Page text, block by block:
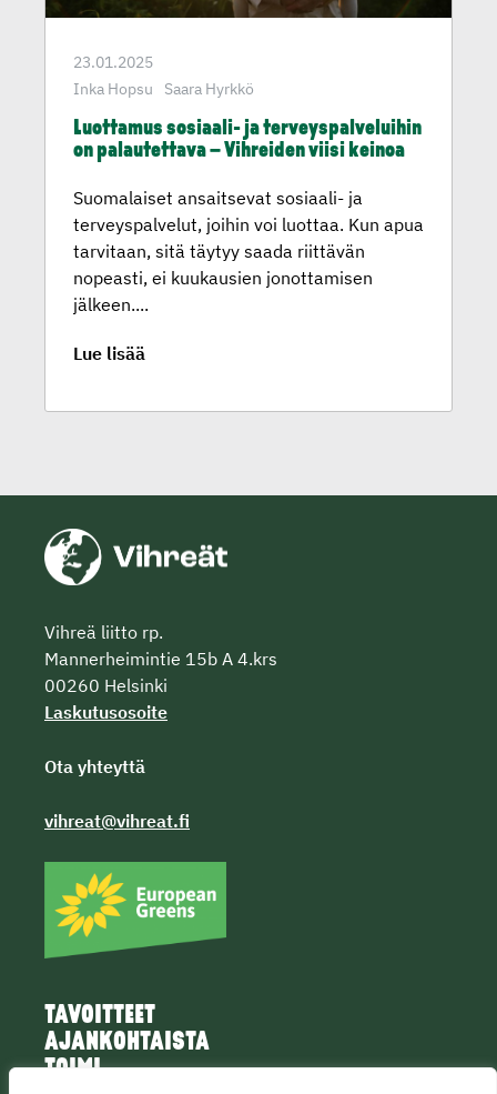
23.01.2025
Inka Hopsu
Saara Hyrkkö
Luottamus sosiaali- ja terveys­pal­ve­luihin
on palautet­tava – Vihreiden viisi keinoa
Suomalaiset ansaitsevat sosiaali- ja
terveyspalvelut, joihin voi luottaa. Kun apua
tarvitaan, sitä täytyy saada riittävän
nopeasti, ei kuukausien jonottamisen
jälkeen....
Lue lisää
Vihreä liitto rp.
Mannerheimintie 15b A 4.krs
00260 Helsinki
Laskutusosoite
Ota yhteyttä
vihreat@vihreat.fi
TAVOITTEET
AJANKOHTAISTA
TOIMI